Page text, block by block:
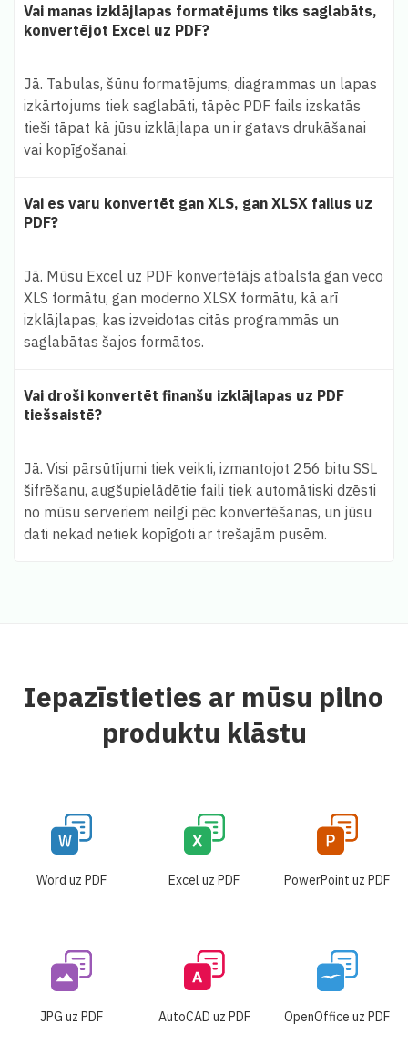
Vai manas izklājlapas formatējums tiks saglabāts,
konvertējot Excel uz PDF?
Jā. Tabulas, šūnu formatējums, diagrammas un lapas
izkārtojums tiek saglabāti, tāpēc PDF fails izskatās
tieši tāpat kā jūsu izklājlapa un ir gatavs drukāšanai
vai kopīgošanai.
Vai es varu konvertēt gan XLS, gan XLSX failus uz
PDF?
Jā. Mūsu Excel uz PDF konvertētājs atbalsta gan veco
XLS formātu, gan moderno XLSX formātu, kā arī
izklājlapas, kas izveidotas citās programmās un
saglabātas šajos formātos.
Vai droši konvertēt finanšu izklājlapas uz PDF
tiešsaistē?
Jā. Visi pārsūtījumi tiek veikti, izmantojot 256 bitu SSL
šifrēšanu, augšupielādētie faili tiek automātiski dzēsti
no mūsu serveriem neilgi pēc konvertēšanas, un jūsu
dati nekad netiek kopīgoti ar trešajām pusēm.
Iepazīstieties ar mūsu pilno
produktu klāstu
Word uz PDF Excel uz PDF PowerPoint uz PDF
JPG uz PDF AutoCAD uz PDF OpenOffice uz PDF